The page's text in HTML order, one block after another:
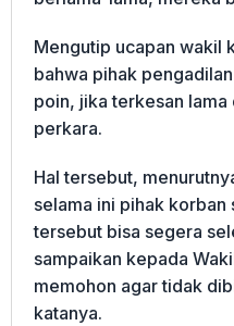
Mengutip ucapan wakil
bahwa pihak
poin, jika terkesan
perkara.
Hal tersebut,
selama ini pihak
tersebut bisa segera
sampaikan kepada
memohon agar tidak
katanya.